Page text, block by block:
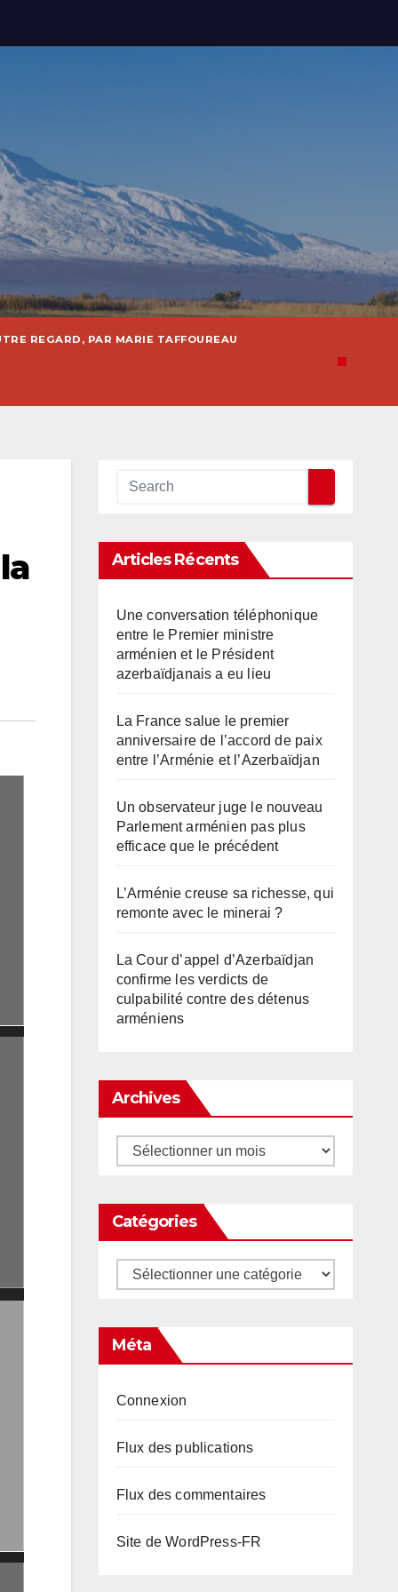
REGARD, PAR MARIE TAFFOUREAU
Articles Récents
Une conversation téléphonique
entre le Premier ministre
arménien et le Président
azerbaïdjanais a eu lieu
La France salue le premier
anniversaire de l’accord de paix
entre l’Arménie et l’Azerbaïdjan
Un observateur juge le nouveau
Parlement arménien pas plus
efficace que le précédent
L’Arménie creuse sa richesse, qui
remonte avec le minerai ?
La Cour d’appel d’Azerbaïdjan
confirme les verdicts de
culpabilité contre des détenus
arméniens
Archives
Archives
Catégories
Catégories
Méta
Connexion
Flux des publications
Flux des commentaires
Site de WordPress-FR